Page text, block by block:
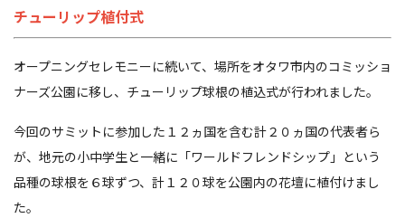
チューリップ植付式
オープニングセレモニーに続いて、場所をオタワ市内のコミッショ
ナーズ公園に移し、チューリップ球根の植込式が行われました。
今回のサミットに参加した１２ヵ国を含む計２０ヵ国の代表者ら
が、地元の小中学生と一緒に「ワールドフレンドシップ」という
品種の球根を６球ずつ、計１２０球を公園内の花壇に植付けまし
た。